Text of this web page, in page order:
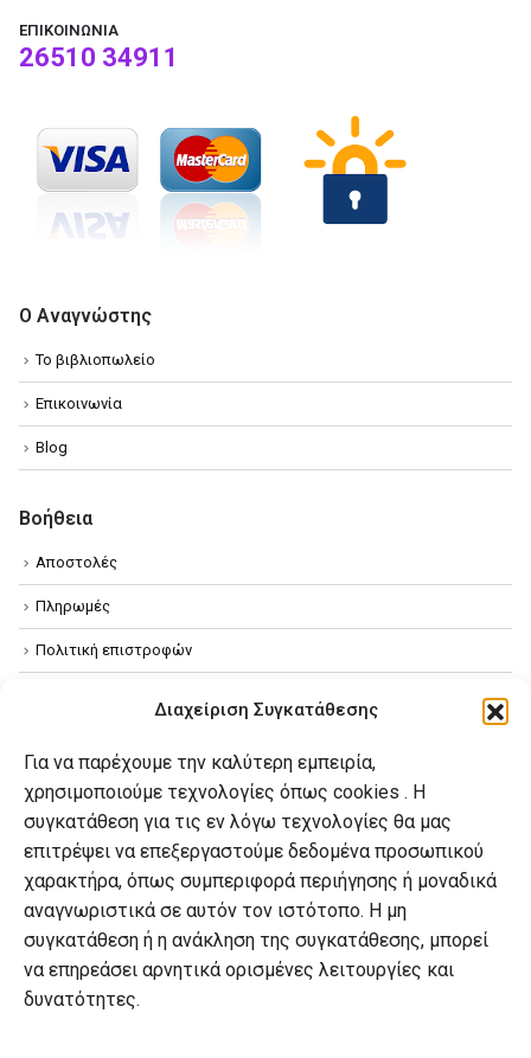
Διαχείριση Συγκατάθεσης
Για να παρέχουμε την καλύτερη εμπειρία,
χρησιμοποιούμε τεχνολογίες όπως cookies . Η
συγκατάθεση για τις εν λόγω τεχνολογίες θα μας
επιτρέψει να επεξεργαστούμε δεδομένα προσωπικού
χαρακτήρα, όπως συμπεριφορά περιήγησης ή μοναδικά
αναγνωριστικά σε αυτόν τον ιστότοπο. Η μη
συγκατάθεση ή η ανάκληση της συγκατάθεσης, μπορεί
να επηρεάσει αρνητικά ορισμένες λειτουργίες και
δυνατότητες.
ΕΠΙΚΟΙΝΩΝΊΑ
26510 34911
Ο Αναγνώστης
Το βιβλιοπωλείο
Επικοινωνία
Blog
Βοήθεια
Αποστολές
Πληρωμές
Πολιτική επιστροφών
Πολιτική Cookies
Ο λογαριασμός μου
Ο λογαριασμός μου
Οι παραγγελίες μου
Λίστα επιθυμιών